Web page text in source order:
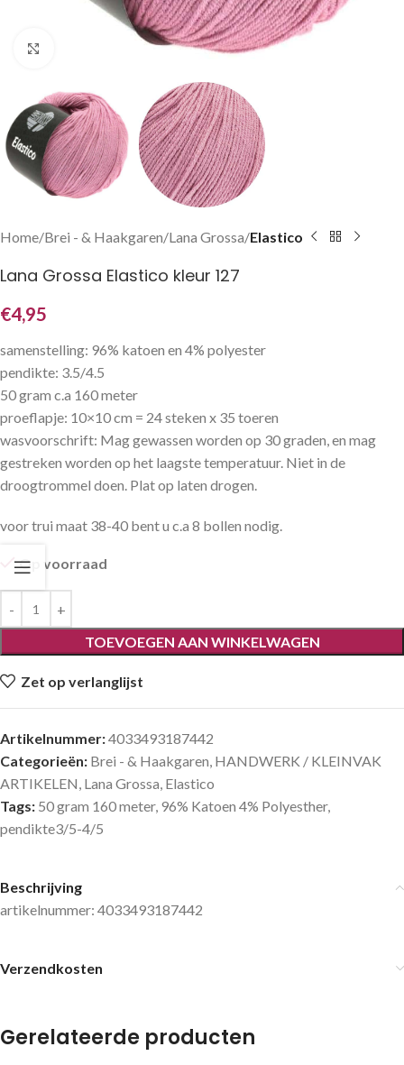
Klik om te vergroten
Home Brei - & Haakgaren Lana Grossa Elastico
Lana Grossa Elastico kleur 127
€4,95
samenstelling: 96% katoen en 4% polyester
pendikte: 3.5/4.5
50 gram c.a 160 meter
proeflapje: 10×10 cm = 24 steken x 35 toeren
wasvoorschrift: Mag gewassen worden op 30 graden, en mag
gestreken worden op het laagste temperatuur. Niet in de
droogtrommel doen. Plat op laten drogen.
voor trui maat 38-40 bent u c.a 8 bollen nodig.
Op voorraad
TOEVOEGEN AAN WINKELWAGEN
Zet op verlanglijst
Artikelnummer:4033493187442
Categorieën: Brei - & Haakgaren, HANDWERK / KLEINVAK
ARTIKELEN, Lana Grossa, Elastico
Tags: 50 gram 160 meter, 96% Katoen 4% Polyesther,
pendikte3/5-4/5
Beschrijving
artikelnummer: 4033493187442
Verzendkosten
Gerelateerde producten